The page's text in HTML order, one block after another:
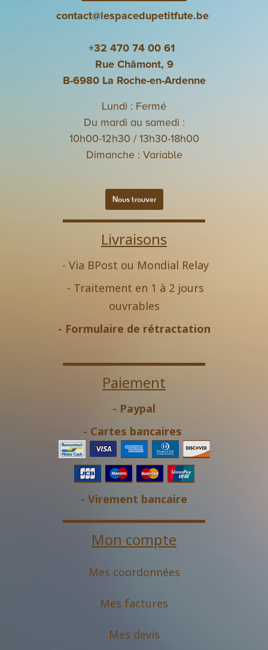
contact@lespacedupetitfute.be
+32 470 74 00 61
Rue Châmont, 9
B-6980 La Roche-en-Ardenne
Lundi : Fermé
Du mardi au samedi :
10h00-12h30 / 13h30-18h00
Dimanche : Variable
Nous trouver
Livraisons
- Via BPost ou Mondial Relay
- Traitement en 1 à 2 jours
ouvrables
- Formulaire de rétractation
Paiement
- Paypal
- Cartes bancaires
- Virement bancaire
Mon compte
Mes coordonnées
Mes factures
Mes devis